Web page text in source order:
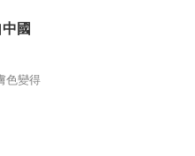
國
色變得